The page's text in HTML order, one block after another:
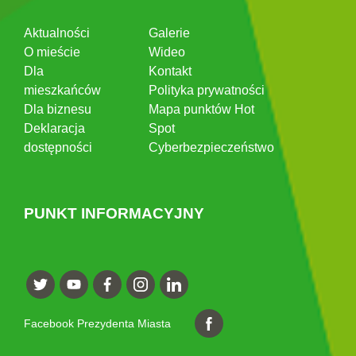
Aktualności
O mieście
Dla
mieszkańców
Dla biznesu
Deklaracja
dostępności
Galerie
Wideo
Kontakt
Polityka prywatności
Mapa punktów Hot
Spot
Cyberbezpieczeństwo
PUNKT INFORMACYJNY
Facebook Prezydenta Miasta